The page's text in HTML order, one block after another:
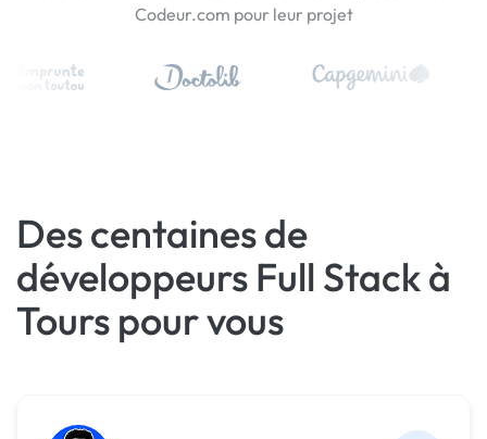
Codeur.com pour leur projet
Des centaines de
développeurs Full Stack à
Tours pour vous